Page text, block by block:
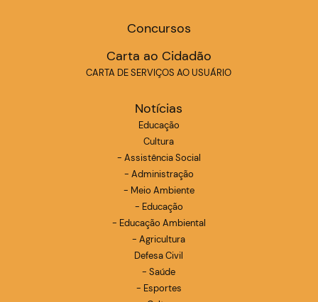
Concursos
Carta ao Cidadão
CARTA DE SERVIÇOS AO USUÁRIO
Notícias
Educação
Cultura
- Assistência Social
- Administração
- Meio Ambiente
- Educação
- Educação Ambiental
- Agricultura
Defesa Civil
- Saúde
- Esportes